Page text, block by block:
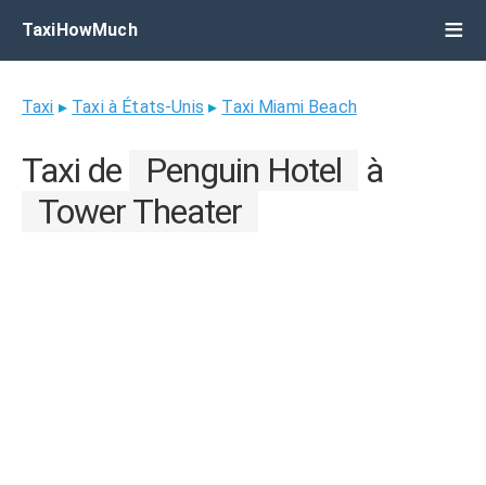
TaxiHowMuch
Taxi ▸ Taxi à États-Unis ▸ Taxi Miami Beach
Taxi de Penguin Hotel
à
Tower Theater